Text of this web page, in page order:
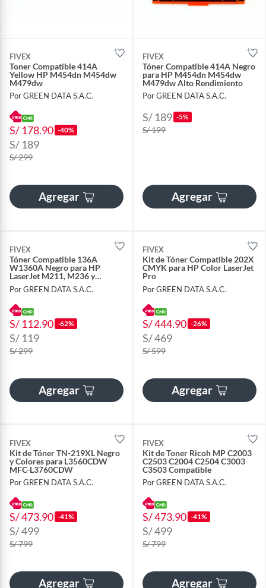
FIVEX
Toner Compatible 414A
Yellow HP M454dn M454dw
M479dw
Por GREEN DATA S.A.C.
S/ 178.90 -40%
S/ 189
S/ 299
Agregar
FIVEX
Tóner Compatible 414A Negro
para HP M454dn M454dw
M479dw Alto Rendimiento
Por GREEN DATA S.A.C.
S/ 189 -5%
S/ 199
Agregar
FIVEX
Tóner Compatible 136A
W1360A Negro para HP
LaserJet M211, M236 y
M209dwe
Por GREEN DATA S.A.C.
S/ 112.90 -62%
S/ 119
S/ 299
Agregar
FIVEX
Kit de Tóner Compatible 202X
CMYK para HP Color LaserJet
Pro
Por GREEN DATA S.A.C.
S/ 444.90 -26%
S/ 469
S/ 599
Agregar
FIVEX
Kit de Tóner TN-219XL Negro
y Colores para L3560CDW
MFC-L3760CDW
Por GREEN DATA S.A.C.
S/ 473.90 -41%
S/ 499
S/ 799
Agregar
FIVEX
Kit de Toner Ricoh MP C2003
C2503 C2004 C2504 C3003
C3503 Compatible
Por GREEN DATA S.A.C.
S/ 473.90 -41%
S/ 499
S/ 799
Agregar